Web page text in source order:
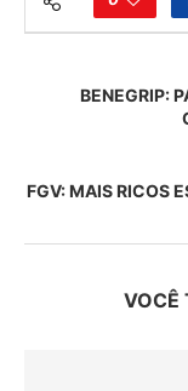
BENEGRIP:
FGV: MAIS RICOS
VOCÊ